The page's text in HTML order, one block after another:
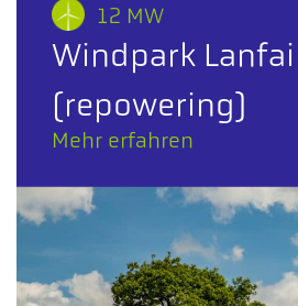
12 MW
Windpark
(repowering)
Mehr erfahren